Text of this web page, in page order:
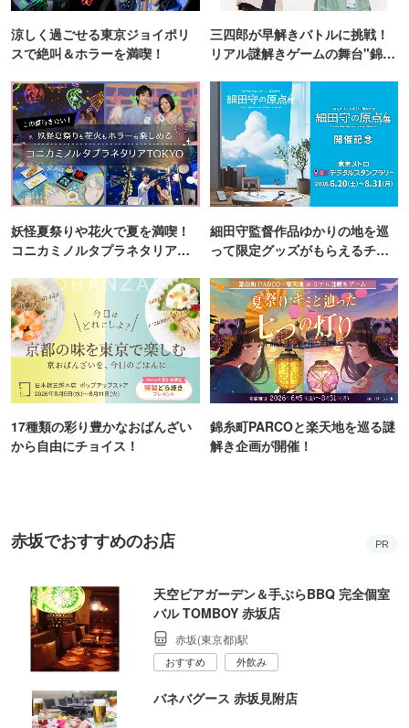
涼しく過ごせる東京ジョイポリ
スで絶叫＆ホラーを満喫！
三四郎が早解きバトルに挑戦！
リアル謎解きゲームの舞台"錦糸
妖怪夏祭りや花火で夏を満喫！
コニカミノルタプラネタリア
細田守監督作品ゆかりの地を巡
って限定グッズがもらえるチャ
17種類の彩り豊かなおばんざい
から自由にチョイス！
錦糸町PARCOと楽天地を巡る謎
解き企画が開催！
赤坂でおすすめのお店 PR
天空ビアガーデン＆手ぶらBBQ 完全個室
バル TOMBOY 赤坂店
赤坂(東京都)駅
おすすめ 外飲み
バネバグース 赤坂見附店